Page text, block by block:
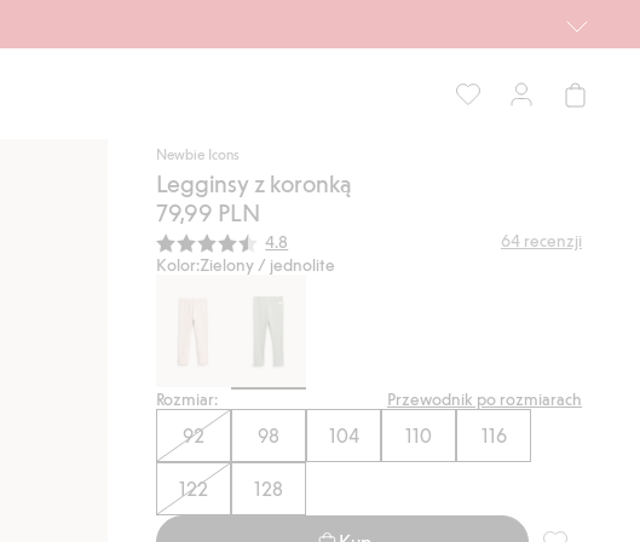
Newbie Icons
Legginsy z koronką
79,99 PLN
Średnia ocena:
4.8 64 recenzji
Kolor:Zielony / jednolite
Rozmiar: Przewodnik po rozmiarach
92 98 104 110 116
122 128